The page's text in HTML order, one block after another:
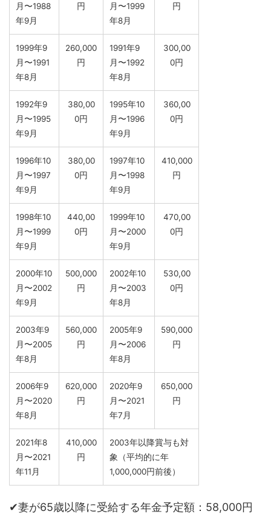
月〜1988
年9月
円
月〜1999
年8月
円
1999年9
月〜1991
年8月
260,000
円
1991年9
月〜1992
年8月
300,00
0円
1992年9
月〜1995
年9月
380,00
0円
1995年10
月〜1996
年9月
360,00
0円
1996年10
月〜1997
年9月
380,00
0円
1997年10
月〜1998
年9月
410,000
円
1998年10
月〜1999
年9月
440,00
0円
1999年10
月〜2000
年9月
470,00
0円
2000年10
月〜2002
年9月
500,000
円
2002年10
月〜2003
年8月
530,00
0円
2003年9
月〜2005
年8月
560,000
円
2005年9
月〜2006
年8月
590,000
円
2006年9
月〜2020
年8月
620,000
円
2020年9
月〜2021
年7月
650,000
円
2021年8
月〜2021
年11月
410,000
円
2003年以降賞与も対
象（平均的に年
1,000,000円前後）
✔︎妻が65歳以降に受給する年金予定額：58,000円